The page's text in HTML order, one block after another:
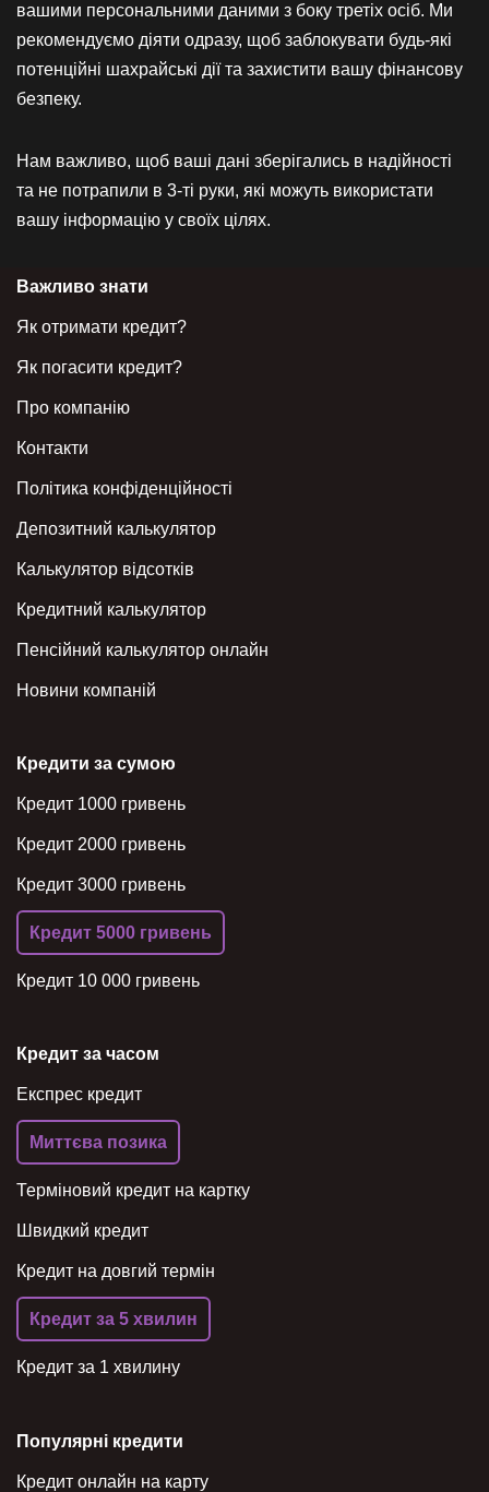
вашими персональними даними з боку третіх осіб. Ми
рекомендуємо діяти одразу, щоб заблокувати будь-які
потенційні шахрайські дії та захистити вашу фінансову
безпеку.
Нам важливо, щоб ваші дані зберігались в надійності
та не потрапили в 3-ті руки, які можуть використати
вашу інформацію у своїх цілях.
Важливо знати
Як отримати кредит?
Як погасити кредит?
Про компанію
Контакти
Політика конфіденційності
Депозитний калькулятор
Калькулятор відсотків
Кредитний калькулятор
Пенсійний калькулятор онлайн
Новини компаній
Кредити за сумою
Кредит 1000 гривень
Кредит 2000 гривень
Кредит 3000 гривень
Кредит 5000 гривень
Кредит 10 000 гривень
Кредит за часом
Експрес кредит
Миттєва позика
Терміновий кредит на картку
Швидкий кредит
Кредит на довгий термін
Кредит за 5 хвилин
Кредит за 1 хвилину
Популярні кредити
Кредит онлайн на карту